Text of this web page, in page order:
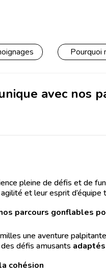
Pourquoi
avec nos
pleine de défis et de
et leur esprit
parcours gonflables
une aventure
défis amusants
cohésion